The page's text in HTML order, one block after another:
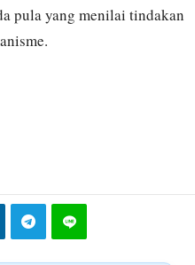
pula yang menilai tindakan